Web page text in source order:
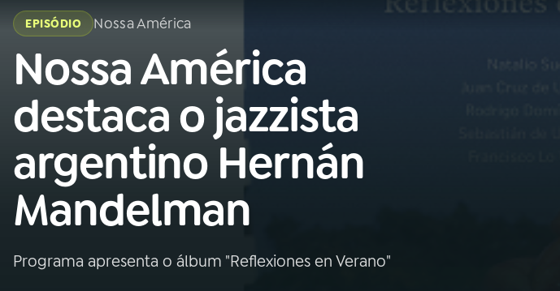
Buscar
na
Rádio
Nacional
01INÍCIO
02A RÁDIO
03PROGRAMAÇÃO
na
Rádio
EPISÓDIO Nossa América
Nossa América
destaca o jazzista
argentino Hernán
Mandelman
Programa apresenta o álbum "Reflexiones en Verano"